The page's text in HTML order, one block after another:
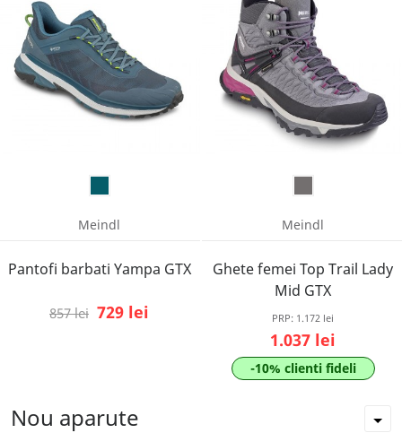
Meindl
Pantofi barbati Yampa GTX
857 lei 729 lei
Meindl
Ghete femei Top Trail Lady
Mid GTX
PRP: 1.172 lei
1.037 lei
-10% clienti fideli
Nou aparute